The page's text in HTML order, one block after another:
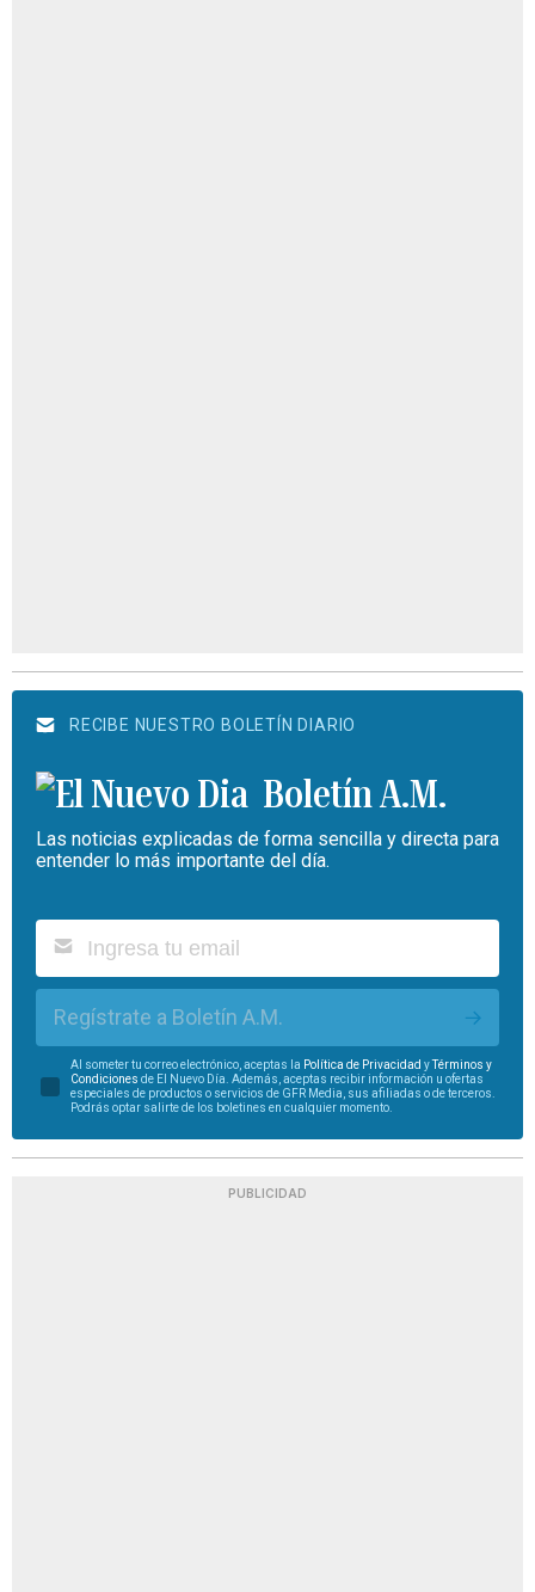
RECIBE NUESTRO BOLETÍN DIARIO
Boletín A.M.
Las noticias explicadas de forma sencilla y directa para
entender lo más importante del día.
Regístrate a Boletín A.M.
Al someter tu correo electrónico, aceptas la Política de Privacidad yTérminos y
Condiciones de El Nuevo Día. Además, aceptas recibir información u ofertas
especiales de productos o servicios de GFR Media, sus afiliadas o de terceros.
Podrás optar salirte de los boletines en cualquier momento.
PUBLICIDAD